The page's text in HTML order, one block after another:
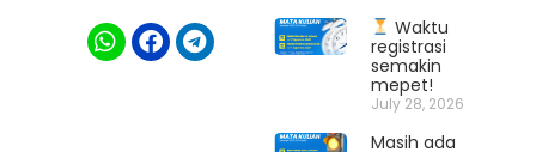
Waktu
registrasi
semakin
mepet!
July 28, 2026
Masih ada